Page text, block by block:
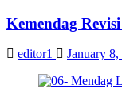
Kemendag
editor1 January